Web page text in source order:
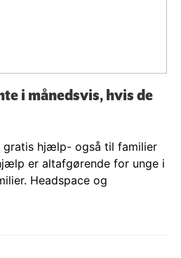
i månedsvis, hvis de
gratis hjælp- også til familier
er altafgørende for unge i
Headspace og